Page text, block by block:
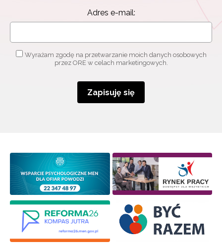
Adres e-mail:
Wyrażam zgodę na przetwarzanie moich danych osobowych
przez ORE w celach marketingowych.
Zapisuję się